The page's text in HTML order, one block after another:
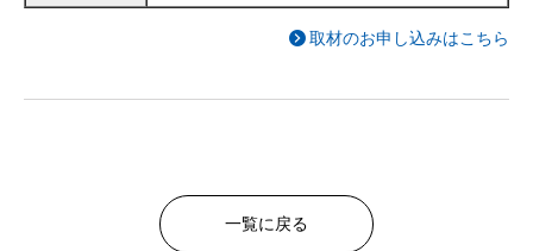
取材のお申し込みはこちら
一覧に戻る